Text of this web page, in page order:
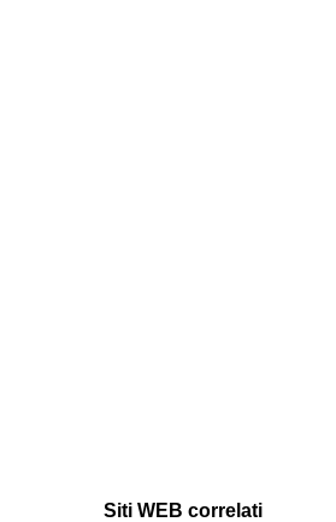
Siti WEB correlati